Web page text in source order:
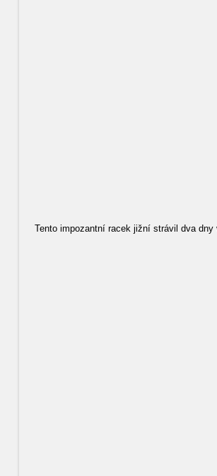
Tento impozantní racek jižní strávil dva